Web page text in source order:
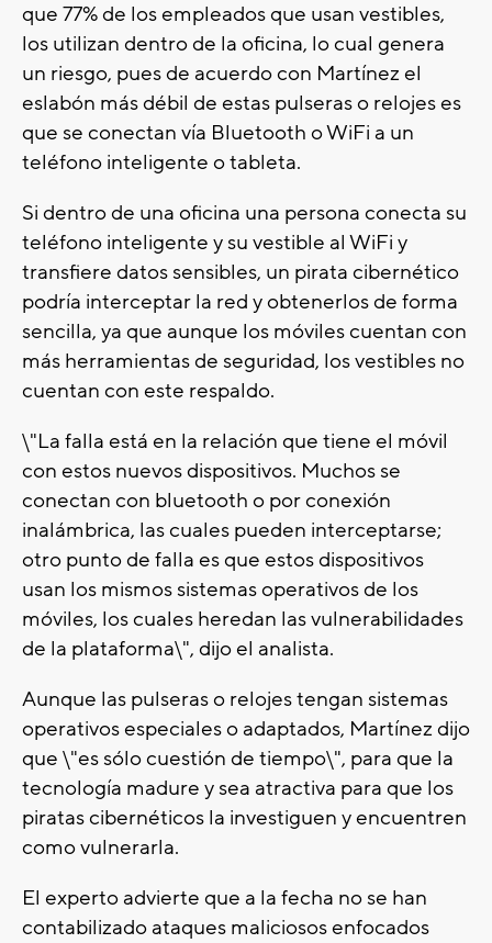
que 77% de los empleados que usan vestibles,
los utilizan dentro de la oficina, lo cual genera
un riesgo, pues de acuerdo con Martínez el
eslabón más débil de estas pulseras o relojes es
que se conectan vía Bluetooth o WiFi a un
teléfono inteligente o tableta.
Si dentro de una oficina una persona conecta su
teléfono inteligente y su vestible al WiFi y
transfiere datos sensibles, un pirata cibernético
podría interceptar la red y obtenerlos de forma
sencilla, ya que aunque los móviles cuentan con
más herramientas de seguridad, los vestibles no
cuentan con este respaldo.
\"La falla está en la relación que tiene el móvil
con estos nuevos dispositivos. Muchos se
conectan con bluetooth o por conexión
inalámbrica, las cuales pueden interceptarse;
otro punto de falla es que estos dispositivos
usan los mismos sistemas operativos de los
móviles, los cuales heredan las vulnerabilidades
de la plataforma\", dijo el analista.
Aunque las pulseras o relojes tengan sistemas
operativos especiales o adaptados, Martínez dijo
que \"es sólo cuestión de tiempo\", para que la
tecnología madure y sea atractiva para que los
piratas cibernéticos la investiguen y encuentren
como vulnerarla.
El experto advierte que a la fecha no se han
contabilizado ataques maliciosos enfocados